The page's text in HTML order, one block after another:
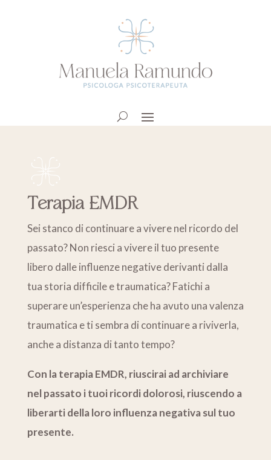
Terapia EMDR
Sei stanco di continuare a vivere nel ricordo del
passato? Non riesci a vivere il tuo presente
libero dalle influenze negative derivanti dalla
tua storia difficile e traumatica? Fatichi a
superare un’esperienza che ha avuto una valenza
traumatica e ti sembra di continuare a riviverla,
anche a distanza di tanto tempo?
Con la terapia EMDR, riuscirai ad archiviare
nel passato i tuoi ricordi dolorosi, riuscendo a
liberarti della loro influenza negativa sul tuo
presente.